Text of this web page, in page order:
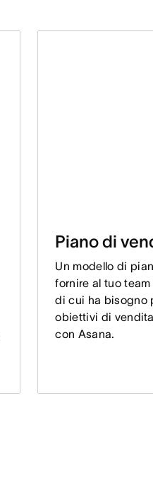
Piano di
Un modello di
fornire al tuo
di cui ha bisogno
obiettivi di
con Asana.